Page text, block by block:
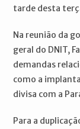
tarde desta
Na reunião da
geral do DNIT,
demandas
como a
divisa com a
Para a